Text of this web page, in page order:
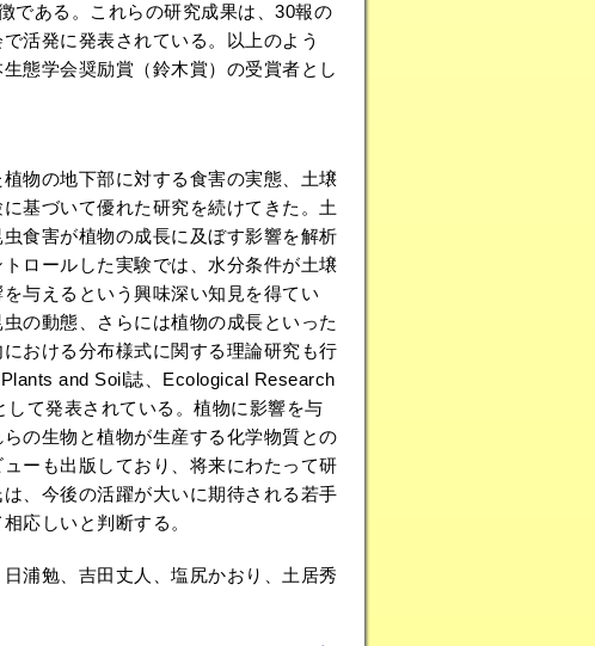
である。これらの研究成果は、30報の
活発に発表されている。以上のよう
態学会奨励賞（鈴木賞）の受賞者とし
物の地下部に対する食害の実態、土壌
基づいて優れた研究を続けてきた。土
食害が植物の成長に及ぼす影響を解析
ロールした実験では、水分条件が土壌
与えるという興味深い知見を得てい
の動態、さらには植物の成長といった
おける分布様式に関する理論研究も行
and Soil誌、Ecological Research
て発表されている。植物に影響を与
の生物と植物が生産する化学物質との
ーも出版しており、将来にわたって研
、今後の活躍が大いに期待される若手
応しいと判断する。
浦勉、吉田丈人、塩尻かおり、土居秀